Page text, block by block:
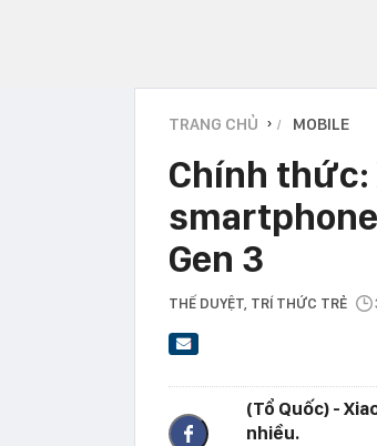
TRANG CHỦ › MOBILE
Chính thức:
Gen 3
THẾ DUYỆT , TRÍ THỨC TRẺ
(Tổ Quốc) -
nhiều.